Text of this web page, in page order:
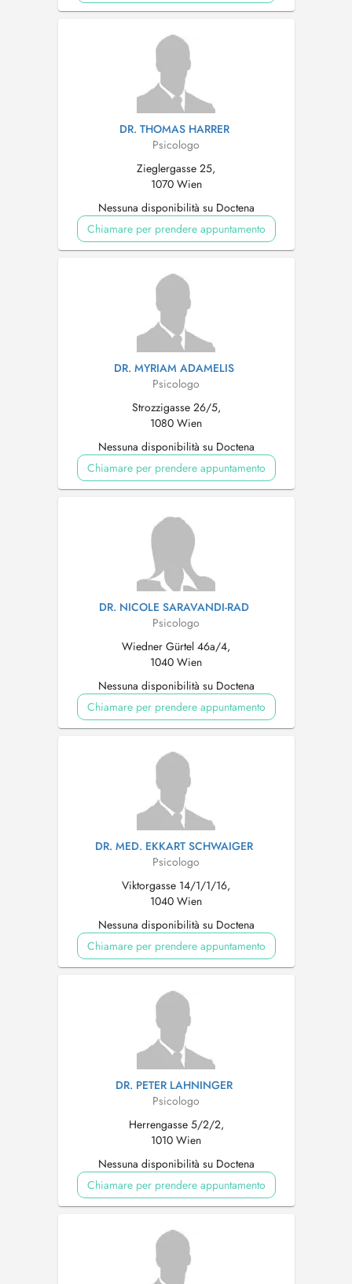
DR. THOMAS HARRER
Psicologo
Zieglergasse 25,
1070 Wien
Nessuna disponibilità su Doctena
Chiamare per prendere appuntamento
DR. MYRIAM ADAMELIS
Psicologo
Strozzigasse 26/5,
1080 Wien
Nessuna disponibilità su Doctena
Chiamare per prendere appuntamento
DR. NICOLE SARAVANDI-RAD
Psicologo
Wiedner Gürtel 46a/4,
1040 Wien
Nessuna disponibilità su Doctena
Chiamare per prendere appuntamento
DR. MED. EKKART SCHWAIGER
Psicologo
Viktorgasse 14/1/1/16,
1040 Wien
Nessuna disponibilità su Doctena
Chiamare per prendere appuntamento
DR. PETER LAHNINGER
Psicologo
Herrengasse 5/2/2,
1010 Wien
Nessuna disponibilità su Doctena
Chiamare per prendere appuntamento